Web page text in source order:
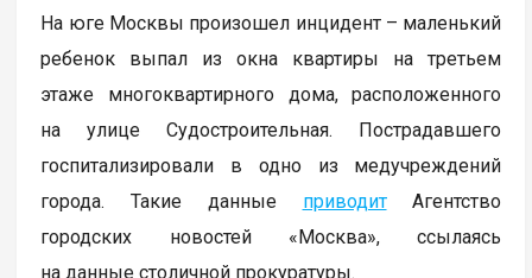
На юге Москвы произошел инцидент – маленький
ребенок выпал из окна квартиры на третьем
этаже многоквартирного дома, расположенного
на улице Судостроительная. Пострадавшего
госпитализировали в одно из медучреждений
города. Такие данные приводитАгентство
городских новостей «Москва», ссылаясь
на данные столичной прокуратуры.